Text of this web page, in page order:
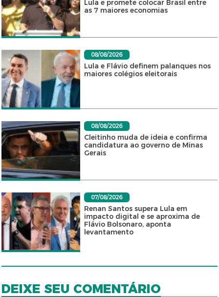
Lula e promete colocar Brasil entre
as 7 maiores economias
08/08/2026
Lula e Flávio definem palanques nos
maiores colégios eleitorais
08/08/2026
Cleitinho muda de ideia e confirma
candidatura ao governo de Minas
Gerais
07/08/2026
Renan Santos supera Lula em
impacto digital e se aproxima de
Flávio Bolsonaro, aponta
levantamento
DEIXE SEU COMENTÁRIO